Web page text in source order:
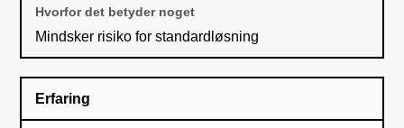
Mindsker risiko for standardløsning
Erfaring